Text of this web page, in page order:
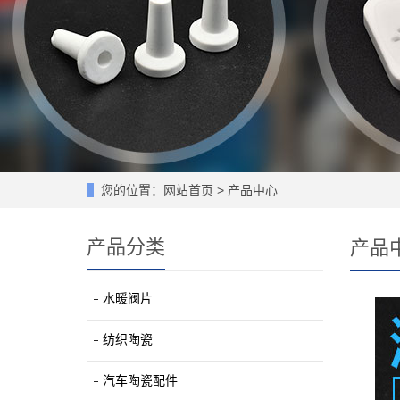
您的位置： 网站首页 > 产品中心
产品
产品分类
水暖阀片
纺织陶瓷
汽车陶瓷配件